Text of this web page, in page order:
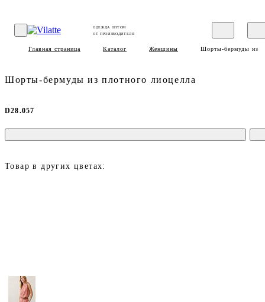
ОДЕЖДА ОПТОМ
ОТ ПРОИЗВОДИТЕЛЯ
Главная страница Каталог Женщины Шорты-бермуды из
Шорты-бермуды из плотного лиоцелла
D28.057
Товар в других цветах: